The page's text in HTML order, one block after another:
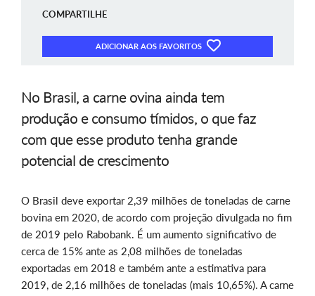
COMPARTILHE
ADICIONAR AOS FAVORITOS
No Brasil, a carne ovina ainda tem
produção e consumo tímidos, o que faz
com que esse produto tenha grande
potencial de crescimento
O Brasil deve exportar 2,39 milhões de toneladas de carne
bovina em 2020, de acordo com projeção divulgada no fim
de 2019 pelo Rabobank. É um aumento significativo de
cerca de 15% ante as 2,08 milhões de toneladas
exportadas em 2018 e também ante a estimativa para
2019, de 2,16 milhões de toneladas (mais 10,65%). A carne